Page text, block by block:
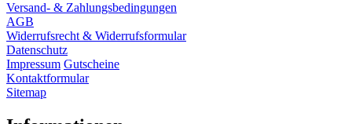
Versand- & Zahlungsbedingungen
AGB
Widerrufsrecht & Widerrufsformular
Datenschutz
Impressum Gutscheine
Kontaktformular
Sitemap